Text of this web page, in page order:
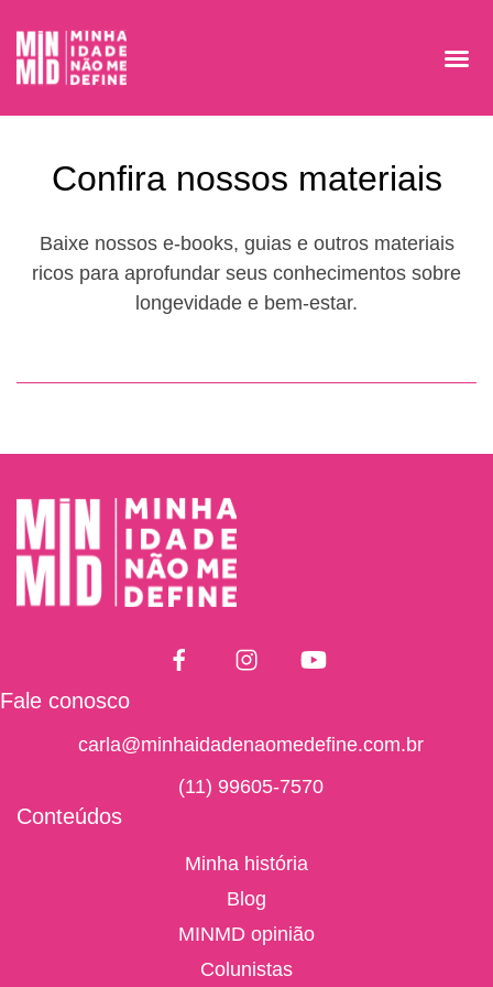
Confira nossos materiais
Baixe nossos e-books, guias e outros materiais
ricos para aprofundar seus conhecimentos sobre
longevidade e bem-estar.
Fale conosco
carla@minhaidadenaomedefine.com.br
(11) 99605-7570
Conteúdos
Minha história
Blog
MINMD opinião
Colunistas